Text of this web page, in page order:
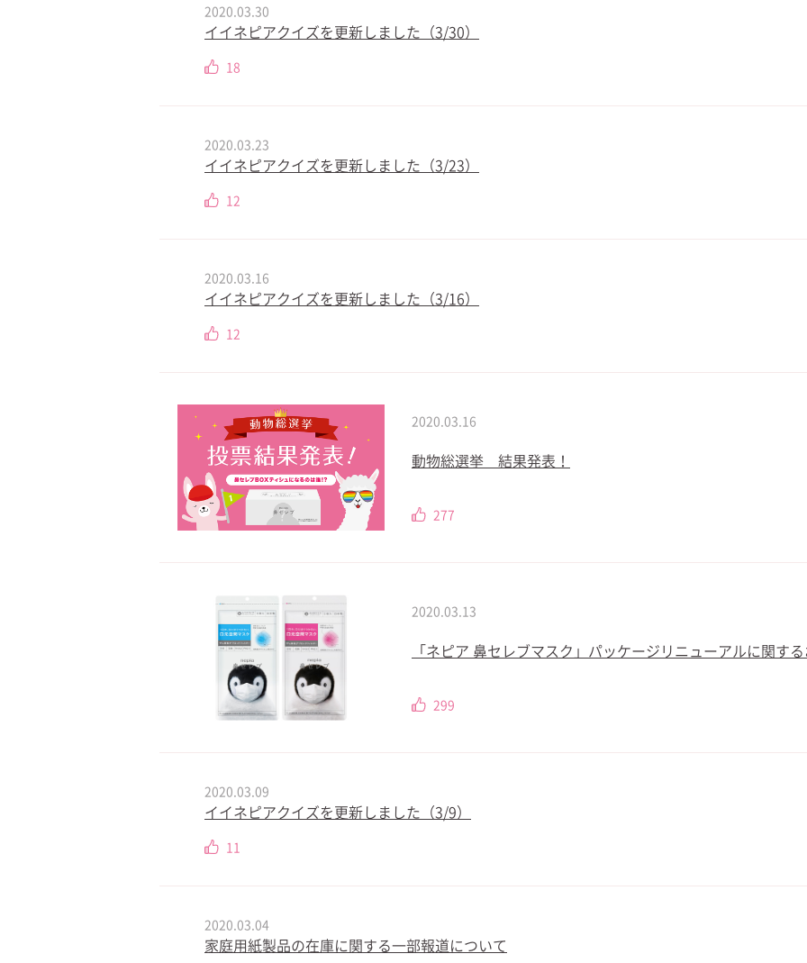
2020.03.30
イイネピアクイズを更新しました（3/30）
18
2020.03.23
イイネピアクイズを更新しました（3/23）
12
2020.03.16
イイネピアクイズを更新しました（3/16）
12
2020.03.16
動物総選挙 結果発表！
277
2020.03.13
「ネピア 鼻セレブマスク」パッケージリニューアルに関す
299
2020.03.09
イイネピアクイズを更新しました（3/9）
11
2020.03.04
家庭用紙製品の在庫に関する一部報道について